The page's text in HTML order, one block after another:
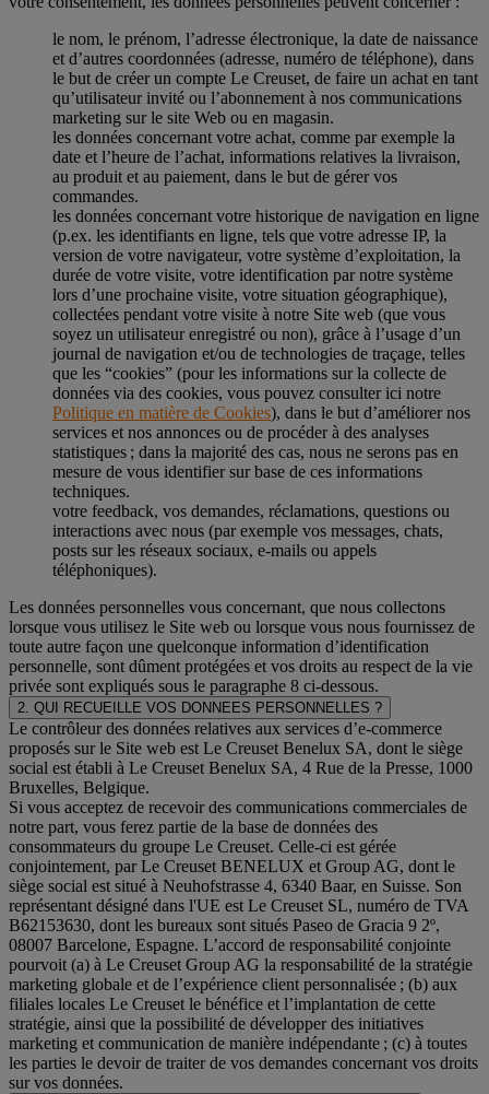
le nom, le prénom, l’adresse électronique, la date de naissance
et d’autres coordonnées (adresse, numéro de téléphone), dans
le but de créer un compte Le Creuset, de faire un achat en tant
qu’utilisateur invité ou l’abonnement à nos communications
marketing sur le site Web ou en magasin.
les données concernant votre achat, comme par exemple la
date et l’heure de l’achat, informations relatives la livraison,
au produit et au paiement, dans le but de gérer vos
commandes.
les données concernant votre historique de navigation en ligne
(p.ex. les identifiants en ligne, tels que votre adresse IP, la
version de votre navigateur, votre système d’exploitation, la
durée de votre visite, votre identification par notre système
lors d’une prochaine visite, votre situation géographique),
collectées pendant votre visite à notre Site web (que vous
soyez un utilisateur enregistré ou non), grâce à l’usage d’un
journal de navigation et/ou de technologies de traçage, telles
que les “cookies” (pour les informations sur la collecte de
données via des cookies, vous pouvez consulter ici notre
Politique en matière de Cookies), dans le but d’améliorer nos
services et nos annonces ou de procéder à des analyses
statistiques ; dans la majorité des cas, nous ne serons pas en
mesure de vous identifier sur base de ces informations
techniques.
votre feedback, vos demandes, réclamations, questions ou
interactions avec nous (par exemple vos messages, chats,
posts sur les réseaux sociaux, e-mails ou appels
téléphoniques).
Les données personnelles vous concernant, que nous collectons
lorsque vous utilisez le Site web ou lorsque vous nous fournissez de
toute autre façon une quelconque information d’identification
personnelle, sont dûment protégées et vos droits au respect de la vie
privée sont expliqués sous le paragraphe 8 ci-dessous.
2. QUI RECUEILLE VOS DONNEES PERSONNELLES ?
Le contrôleur des données relatives aux services d’e-commerce
proposés sur le Site web est Le Creuset Benelux SA, dont le siège
social est établi à Le Creuset Benelux SA, 4 Rue de la Presse, 1000
Bruxelles, Belgique.
Si vous acceptez de recevoir des communications commerciales de
notre part, vous ferez partie de la base de données des
consommateurs du groupe Le Creuset. Celle-ci est gérée
conjointement, par Le Creuset BENELUX et Group AG, dont le
siège social est situé à Neuhofstrasse 4, 6340 Baar, en Suisse. Son
représentant désigné dans l'UE est Le Creuset SL, numéro de TVA
B62153630, dont les bureaux sont situés Paseo de Gracia 9 2º,
08007 Barcelone, Espagne. L’accord de responsabilité conjointe
pourvoit (a) à Le Creuset Group AG la responsabilité de la stratégie
marketing globale et de l’expérience client personnalisée ; (b) aux
filiales locales Le Creuset le bénéfice et l’implantation de cette
stratégie, ainsi que la possibilité de développer des initiatives
marketing et communication de manière indépendante ; (c) à toutes
les parties le devoir de traiter de vos demandes concernant vos droits
sur vos données.